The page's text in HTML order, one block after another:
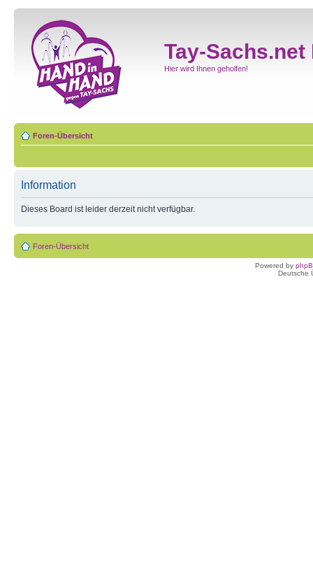
Tay-Sachs.net
Hier wird Ihnen geholfen!
Foren-Übersicht
Information
Dieses Board ist leider derzeit nicht verfügbar.
Foren-Übersicht
Powered by
Deutsche